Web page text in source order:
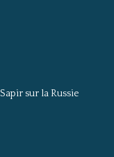
sur la Russie